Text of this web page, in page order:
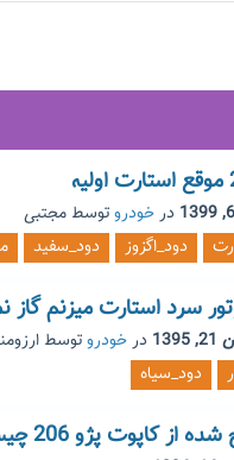
درخودروتوسط مجتبی
دود_اگزوز دود_سفید
درخودروتوسط
دود_سیاه
کاپوت پژو 206 چیست؟